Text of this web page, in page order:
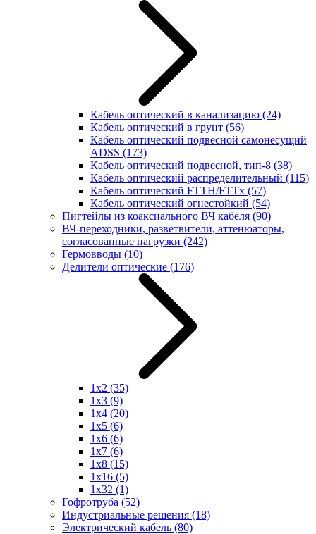
Кабель оптический в канализацию (24)
Кабель оптический в грунт (56)
Кабель оптический подвесной самонесущий
ADSS (173)
Кабель оптический подвесной, тип-8 (38)
Кабель оптический распределительный (115)
Кабель оптический FTTH/FTTx (57)
Кабель оптический огнестойкий (54)
Пигтейлы из коаксиального ВЧ кабеля (90)
ВЧ-переходники, разветвители, аттенюаторы,
согласованные нагрузки (242)
Гермовводы (10)
Делители оптические (176)
1x2 (35)
1x3 (9)
1x4 (20)
1x5 (6)
1x6 (6)
1x7 (6)
1x8 (15)
1x16 (5)
1x32 (1)
Гофротруба (52)
Индустриальные решения (18)
Электрический кабель (80)